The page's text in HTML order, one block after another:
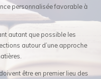
personnalisée favorable à
autant que possible les
autour d’une approche
être en premier lieu des